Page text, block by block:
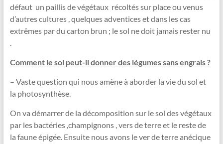
défaut un paillis de végétaux récoltés sur place ou venus
d’autres cultures , quelques adventices et dans les cas
extrêmes par du carton brun ; le sol ne doit jamais rester nu
Comment le sol peut-il donner des légumes sans engrais ?
– Vaste question qui nous amène à aborder la vie du sol et
la photosynthèse.
On va démarrer de la décomposition sur le sol des végétaux
par les bactéries ,champignons , vers de terre et le reste de
la faune épigée. Ensuite nous avons le ver de terre anécique